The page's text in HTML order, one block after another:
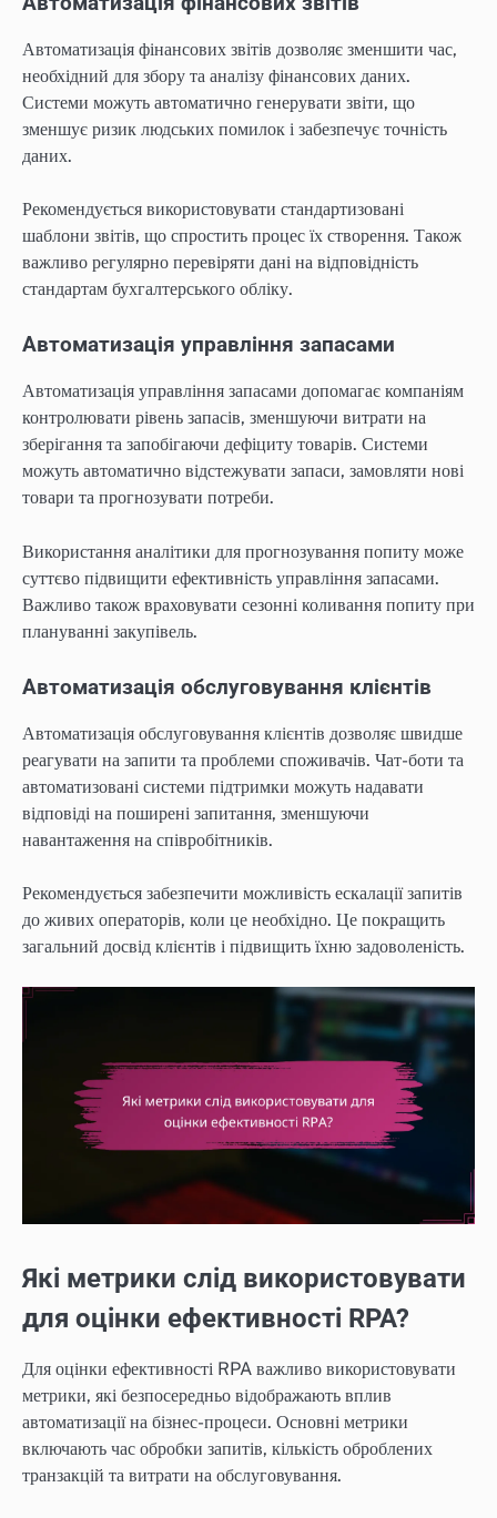
Автоматизація фінансових звітів дозволяє зменшити час,
необхідний для збору та аналізу фінансових даних.
Системи можуть автоматично генерувати звіти, що
зменшує ризик людських помилок і забезпечує точність
даних.
Рекомендується використовувати стандартизовані
шаблони звітів, що спростить процес їх створення. Також
важливо регулярно перевіряти дані на відповідність
стандартам бухгалтерського обліку.
Автоматизація управління запасами
Автоматизація управління запасами допомагає компаніям
контролювати рівень запасів, зменшуючи витрати на
зберігання та запобігаючи дефіциту товарів. Системи
можуть автоматично відстежувати запаси, замовляти нові
товари та прогнозувати потреби.
Використання аналітики для прогнозування попиту може
суттєво підвищити ефективність управління запасами.
Важливо також враховувати сезонні коливання попиту при
плануванні закупівель.
Автоматизація обслуговування клієнтів
Автоматизація обслуговування клієнтів дозволяє швидше
реагувати на запити та проблеми споживачів. Чат-боти та
автоматизовані системи підтримки можуть надавати
відповіді на поширені запитання, зменшуючи
навантаження на співробітників.
Рекомендується забезпечити можливість ескалації запитів
до живих операторів, коли це необхідно. Це покращить
загальний досвід клієнтів і підвищить їхню задоволеність.
Які метрики слід використовувати
для оцінки ефективності RPA?
Для оцінки ефективності RPA важливо використовувати
метрики, які безпосередньо відображають вплив
автоматизації на бізнес-процеси. Основні метрики
включають час обробки запитів, кількість оброблених
транзакцій та витрати на обслуговування.